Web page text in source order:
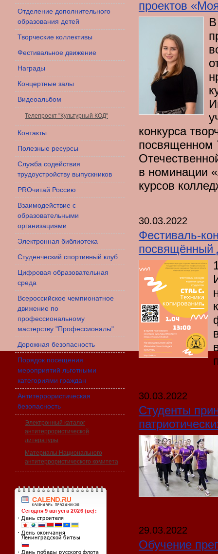
Отделение дополнительного
образования детей
Творческие коллективы
Фестивальное движение
Награды
Концертные залы
Видеоальбом
Телепроект "Культурный КОД"
Контакты
Полезные ресурсы
Служба содействия
трудоустройству выпускников
PROчитай Россию
Взаимодействие с
образовательными
организациями
Электронная библиотека
Студенческий спортивный клуб
Цифровая образовательная
среда
Всероссийское чемпионатное
движение по
профессиональному
мастерству "Профессионалы"
Дорожная безопасность
Порядок посещения
мероприятий льготными
категориями граждан
Антитеррористическая
безопасность
Электронный каталог
антитеррористической
литературы
Материалы Национального
антитеррористического комитета
проектов
конкурса
посвященном
в номинации
курсов
30.03.2022
Фестиваль-
посвящённый
30.03.2022
Студенты
29.03.2022
Обучение